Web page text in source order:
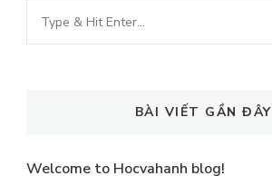
Looking
for
BÀI VIẾT GẦN ĐÂY
Welcome to Hocvahanh blog!